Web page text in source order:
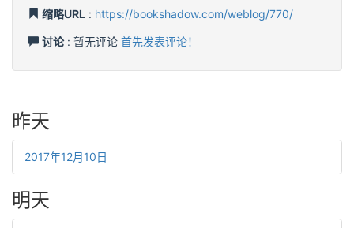
缩略URL : https://bookshadow.com/weblog/770/
讨论: 暂无评论 首先发表评论！
昨天
2017年12月10日
明天